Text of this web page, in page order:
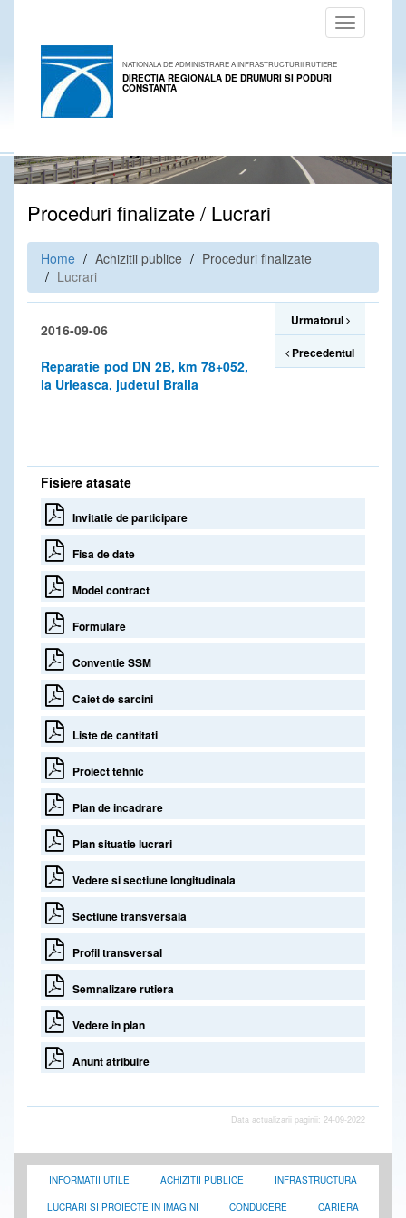
Toggle
navigation
NATIONALA DE ADMINISTRARE A INFRASTRUCTURII RUTIERE
DIRECTIA REGIONALA DE DRUMURI SI PODURI
CONSTANTA
Proceduri finalizate / Lucrari
Home Achizitii publice
Proceduri finalizate
Lucrari
2016-09-06
Reparatie pod DN 2B, km 78+052,
la Urleasca, judetul Braila
Urmatorul
Precedentul
Fisiere atasate
Invitatie de participare
Fisa de date
Model contract
Formulare
Conventie SSM
Caiet de sarcini
Liste de cantitati
Proiect tehnic
Plan de incadrare
Plan situatie lucrari
Vedere si sectiune longitudinala
Sectiune transversala
Profil transversal
Semnalizare rutiera
Vedere in plan
Anunt atribuire
Data actualizarii paginii: 24-09-2022
INFORMATII UTILE ACHIZITII PUBLICE INFRASTRUCTURA
LUCRARI SI PROIECTE IN IMAGINI CONDUCERE CARIERA